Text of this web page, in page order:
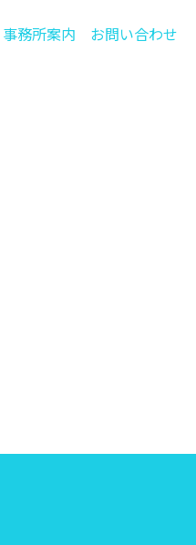
事務所案内 お問い合わせ